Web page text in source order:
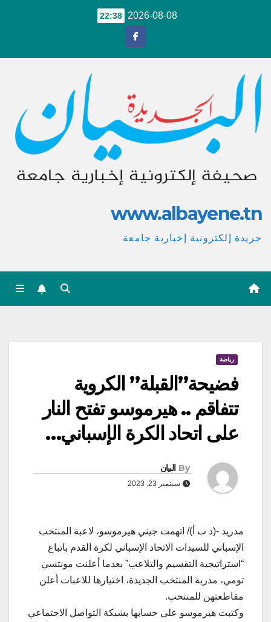
2026-08-08
22:38
www.albayene.tn
جريدة إلكترونية إخبارية جامعة
رياضة
فضيحة”القبلة” الكروية
تتفاقم .. هيرموسو تفتح النار
على اتحاد الكرة الإسباني…
By البيان
سبتمبر 23, 2023
مدريد -(د ب أ)/ اتهمت جيني هيرموسو، لاعبة المنتخب
الإسباني للسيدات الاتحاد الإسباني لكرة القدم باتباع
“استراتيجية التقسيم والتلاعب” بعدما أعلنت مونتسي
تومي، مدربة المنتخب الجديدة، اختيارها للاعبات أعلن
مقاطعتهن للمنتخب.
وكتبت هيرموسو على حسابها بشبكة التواصل الاجتماعي